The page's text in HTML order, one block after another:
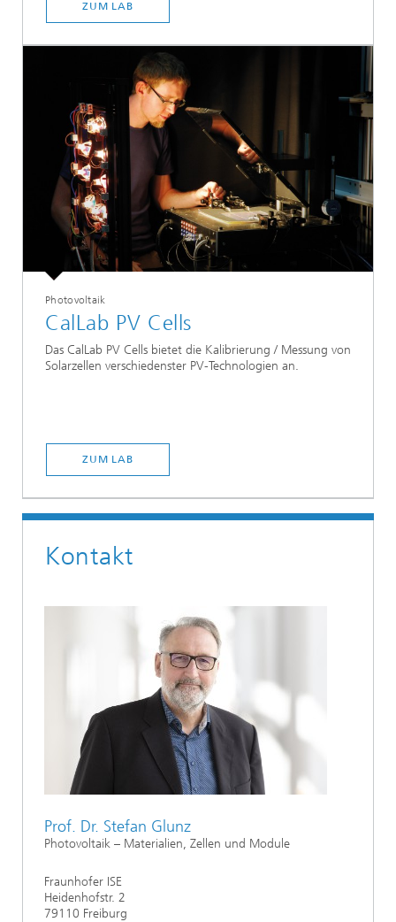
ZUM LAB
Photovoltaik
CalLab PV Cells
Das CalLab PV Cells bietet die Kalibrierung / Messung von
Solarzellen verschiedenster PV-Technologien an.
ZUM LAB
Kontakt
Prof. Dr. Stefan Glunz
Photovoltaik – Materialien, Zellen und Module
Fraunhofer ISE
Heidenhofstr. 2
79110 Freiburg